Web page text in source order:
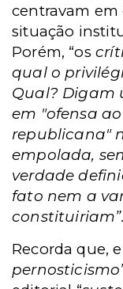
centravam em
situação
Porém, “os
qual o
Qual? Digam
em "ofensa
republicana"
empolada,
verdade
fato nem a
constituiriam”.
Recorda que,